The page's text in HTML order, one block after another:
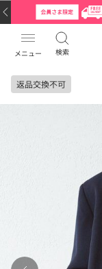
メニュー 検索
返品交換不可